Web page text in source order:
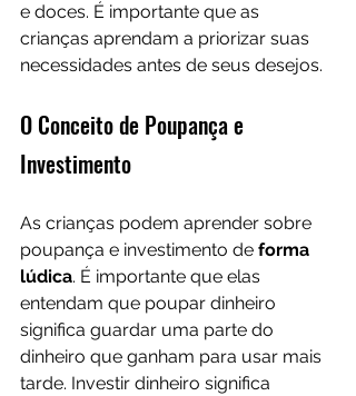
e doces. É importante que as
crianças aprendam a priorizar suas
necessidades antes de seus desejos.
O Conceito de Poupança e
Investimento
As crianças podem aprender sobre
poupança e investimento de forma
lúdica. É importante que elas
entendam que poupar dinheiro
significa guardar uma parte do
dinheiro que ganham para usar mais
tarde. Investir dinheiro significa